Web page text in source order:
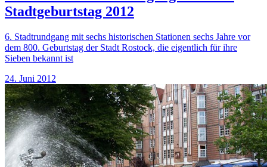
Stadtgeburtstag 2012
6. Stadtrundgang mit sechs historischen Stationen sechs Jahre vor
dem 800. Geburtstag der Stadt Rostock, die eigentlich für ihre
Sieben bekannt ist
24. Juni 2012